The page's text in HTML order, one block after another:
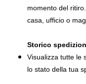
momento del
casa, ufficio o
Storico
Visualizza tutte le
lo stato della tua